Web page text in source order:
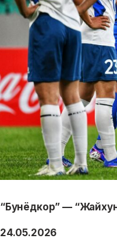
“Бунёдкор” —
24.05.2026